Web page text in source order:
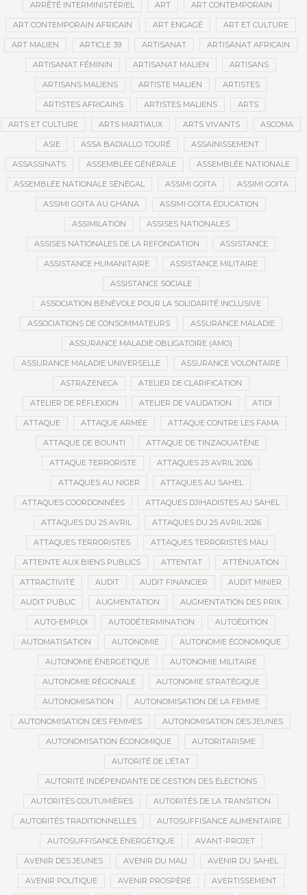
ARRÊTÉ INTERMINISTÉRIEL ART ART CONTEMPORAIN
ART CONTEMPORAIN AFRICAIN ART ENGAGÉ ART ET CULTURE
ART MALIEN ARTICLE 39 ARTISANAT ARTISANAT AFRICAIN
ARTISANAT FÉMININ ARTISANAT MALIEN ARTISANS
ARTISANS MALIENS ARTISTE MALIEN ARTISTES
ARTISTES AFRICAINS ARTISTES MALIENS ARTS
ARTS ET CULTURE ARTS MARTIAUX ARTS VIVANTS ASCOMA
ASIE ASSA BADIALLO TOURÉ ASSAINISSEMENT
ASSASSINATS ASSEMBLÉE GÉNÉRALE ASSEMBLÉE NATIONALE
ASSEMBLÉE NATIONALE SÉNÉGAL ASSIMI GOÏTA ASSIMI GOITA
ASSIMI GOITA AU GHANA ASSIMI GOÏTA ÉDUCATION
ASSIMILATION ASSISES NATIONALES
ASSISES NATIONALES DE LA REFONDATION ASSISTANCE
ASSISTANCE HUMANITAIRE ASSISTANCE MILITAIRE
ASSISTANCE SOCIALE
ASSOCIATION BÉNÉVOLE POUR LA SOLIDARITÉ INCLUSIVE
ASSOCIATIONS DE CONSOMMATEURS ASSURANCE MALADIE
ASSURANCE MALADIE OBLIGATOIRE (AMO)
ASSURANCE MALADIE UNIVERSELLE ASSURANCE VOLONTAIRE
ASTRAZENECA ATELIER DE CLARIFICATION
ATELIER DE RÉFLEXION ATELIER DE VALIDATION ATIDI
ATTAQUE ATTAQUE ARMÉE ATTAQUE CONTRE LES FAMA
ATTAQUE DE BOUNTI ATTAQUE DE TINZAOUATÈNE
ATTAQUE TERRORISTE ATTAQUES 25 AVRIL 2026
ATTAQUES AU NIGER ATTAQUES AU SAHEL
ATTAQUES COORDONNÉES ATTAQUES DJIHADISTES AU SAHEL
ATTAQUES DU 25 AVRIL ATTAQUES DU 25 AVRIL 2026
ATTAQUES TERRORISTES ATTAQUES TERRORISTES MALI
ATTEINTE AUX BIENS PUBLICS ATTENTAT ATTÉNUATION
ATTRACTIVITÉ AUDIT AUDIT FINANCIER AUDIT MINIER
AUDIT PUBLIC AUGMENTATION AUGMENTATION DES PRIX
AUTO-EMPLOI AUTODÉTERMINATION AUTOÉDITION
AUTOMATISATION AUTONOMIE AUTONOMIE ÉCONOMIQUE
AUTONOMIE ÉNERGÉTIQUE AUTONOMIE MILITAIRE
AUTONOMIE RÉGIONALE AUTONOMIE STRATÉGIQUE
AUTONOMISATION AUTONOMISATION DE LA FEMME
AUTONOMISATION DES FEMMES AUTONOMISATION DES JEUNES
AUTONOMISATION ÉCONOMIQUE AUTORITARISME
AUTORITÉ DE L’ÉTAT
AUTORITÉ INDÉPENDANTE DE GESTION DES ÉLECTIONS
AUTORITÉS COUTUMIÈRES AUTORITÉS DE LA TRANSITION
AUTORITÉS TRADITIONNELLES AUTOSUFFISANCE ALIMENTAIRE
AUTOSUFFISANCE ÉNERGÉTIQUE AVANT-PROJET
AVENIR DES JEUNES AVENIR DU MALI AVENIR DU SAHEL
AVENIR POLITIQUE AVENIR PROSPÈRE AVERTISSEMENT